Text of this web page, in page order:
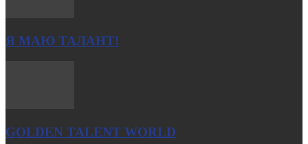
Я МАЮ ТАЛАНТ!
GOLDEN TALENT WORLD